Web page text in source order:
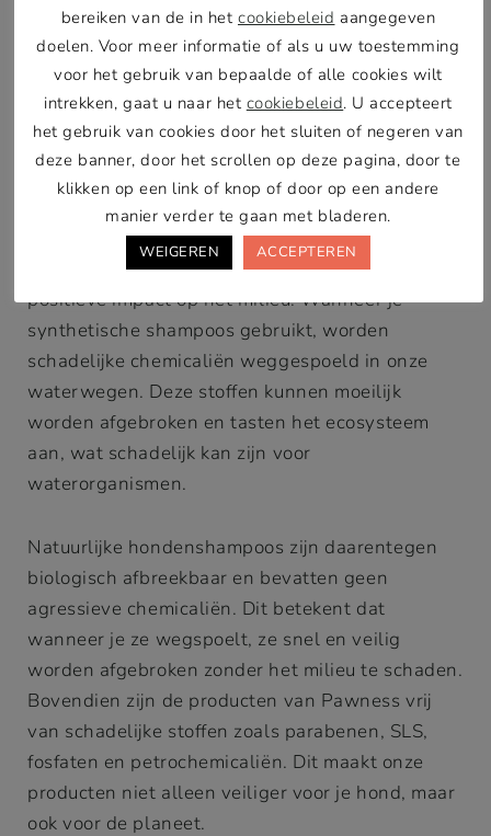
lavendel, helpt Marvelously Mild om de huid te
verzachten en te ontspannen, terwijl het de
vacht grondig reinigt.
Natuurlijke hondenshampoo en het
milieu
Naast de voordelen voor je hond, heeft het
gebruik van natuurlijke hondenshampoo ook een
positieve impact op het milieu. Wanneer je
synthetische shampoos gebruikt, worden
schadelijke chemicaliën weggespoeld in onze
waterwegen. Deze stoffen kunnen moeilijk
worden afgebroken en tasten het ecosysteem
aan, wat schadelijk kan zijn voor
waterorganismen.
Natuurlijke hondenshampoos zijn daarentegen
biologisch afbreekbaar en bevatten geen
agressieve chemicaliën. Dit betekent dat
wanneer je ze wegspoelt, ze snel en veilig
worden afgebroken zonder het milieu te schaden.
Bovendien zijn de producten van Pawness vrij
van schadelijke stoffen zoals parabenen, SLS,
fosfaten en petrochemicaliën. Dit maakt onze
producten niet alleen veiliger voor je hond, maar
ook voor de planeet.
bereiken van de in het cookiebeleid aangegeven
doelen. Voor meer informatie of als u uw toestemming
voor het gebruik van bepaalde of alle cookies wilt
intrekken, gaat u naar het cookiebeleid. U accepteert
het gebruik van cookies door het sluiten of negeren van
deze banner, door het scrollen op deze pagina, door te
klikken op een link of knop of door op een andere
manier verder te gaan met bladeren.
WEIGEREN ACCEPTEREN